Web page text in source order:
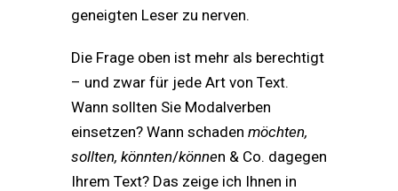
geneigten Leser zu nerven.
Die Frage oben ist mehr als berechtigt
– und zwar für jede Art von Text.
Wann sollten Sie Modalverben
einsetzen? Wann schaden möchten,
sollten, könnten/können & Co. dagegen
Ihrem Text? Das zeige ich Ihnen in